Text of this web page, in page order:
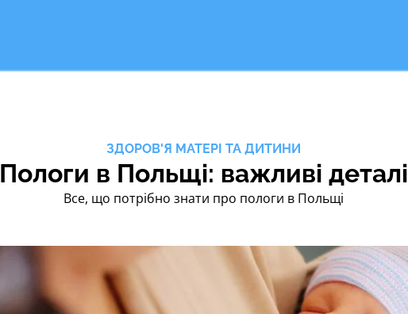
ЗДОРОВ'Я МАТЕРІ ТА ДИТИНИ
Пологи в Польщі: важливі деталі
Все, що потрібно знати про пологи в Польщі